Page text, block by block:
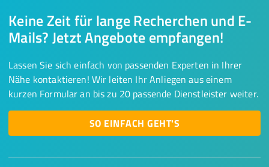
Keine Zeit für lange Recherchen und E-
Mails? Jetzt Angebote empfangen!
Lassen Sie sich einfach von passenden Experten in Ihrer
Nähe kontaktieren! Wir leiten Ihr Anliegen aus einem
kurzen Formular an bis zu 20 passende Dienstleister weiter.
SO EINFACH GEHT'S